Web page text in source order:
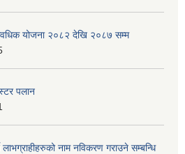
योजना २०८२ देखि २०८७ सम्म
पलान
लाभग्राहीहरुको नाम नविकरण गराउने सम्बन्धि